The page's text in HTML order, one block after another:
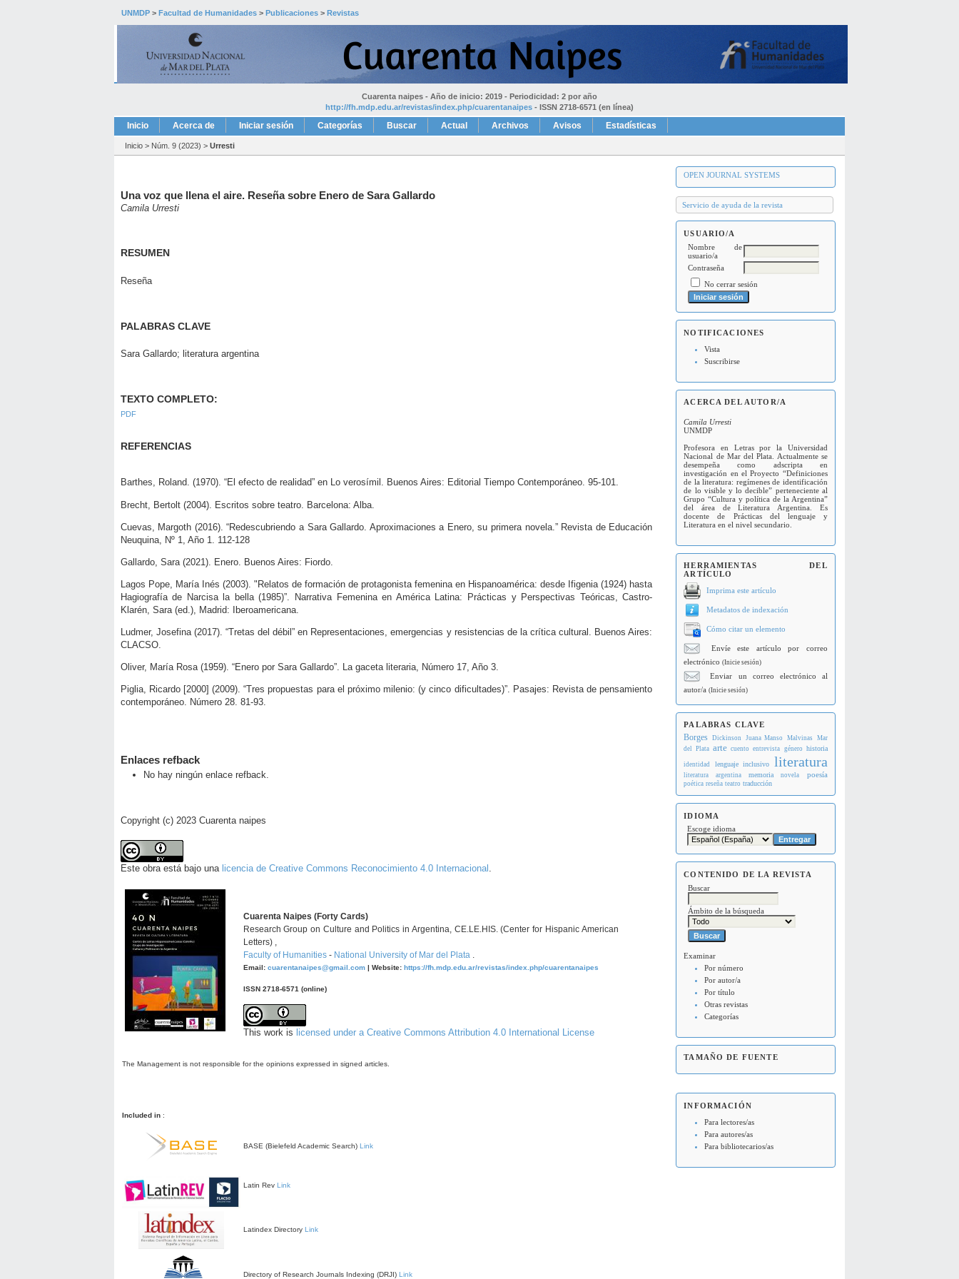
UNMDP > Facultad de Humanidades > Publicaciones > Revistas
Cuarenta naipes - Año de inicio: 2019 - Periodicidad: 2 por año
http://fh.mdp.edu.ar/revistas/index.php/cuarentanaipes - ISSN 2718-6571 (en línea)
OPEN JOURNAL SYSTEMS
Servicio de ayuda de la revista
USUARIO/A
Nombre de
usuario/a
Contraseña
No cerrar sesión
NOTIFICACIONES
Vista
Suscribirse
ACERCA DEL AUTOR/A
Camila Urresti
UNMDP
Profesora en Letras por la Universidad
Nacional de Mar del Plata. Actualmente se
desempeña como adscripta en
investigación en el Proyecto “Definiciones
de la literatura: regímenes de identificación
de lo visible y lo decible” perteneciente al
Grupo “Cultura y política de la Argentina”
del área de Literatura Argentina. Es
docente de Prácticas del lenguaje y
Literatura en el nivel secundario.
HERRAMIENTAS DEL
ARTÍCULO
Imprima este artículo
Metadatos de indexación
Cómo citar un elemento
Envíe este artículo por correo
electrónico(Inicie sesión)
Enviar un correo electrónico al
autor/a(Inicie sesión)
PALABRAS CLAVE
Borges Dickinson Juana Manso Malvinas
Mar
del Plata arte cuento entrevista género historia
identidad lenguaje inclusivo literatura
literatura argentina memoria novela poesía
poética reseña teatro traducción
IDIOMA
Escoge idioma
CONTENIDO DE LA REVISTA
Buscar
Ámbito de la búsqueda
Examinar
Por número
Por autor/a
Por título
Otras revistas
Categorías
TAMAÑO DE FUENTE
INFORMACIÓN
Para lectores/as
Para autores/as
Para bibliotecarios/as
Inicio Acerca de Iniciar sesión Categorías Buscar Actual Archivos Avisos Estadísticas
Inicio > Núm. 9 (2023) > Urresti
Una voz que llena el aire. Reseña sobre Enero de Sara Gallardo
Camila Urresti
RESUMEN
Reseña
PALABRAS CLAVE
Sara Gallardo; literatura argentina
TEXTO COMPLETO:
PDF
REFERENCIAS
Barthes, Roland. (1970). “El efecto de realidad” en Lo verosímil. Buenos Aires: Editorial Tiempo Contemporáneo. 95-101.
Brecht, Bertolt (2004). Escritos sobre teatro. Barcelona: Alba.
Cuevas, Margoth (2016). “Redescubriendo a Sara Gallardo. Aproximaciones a Enero, su primera novela.” Revista de Educación
Neuquina, Nº 1, Año 1. 112-128
Gallardo, Sara (2021). Enero. Buenos Aires: Fiordo.
Lagos Pope, María Inés (2003). "Relatos de formación de protagonista femenina en Hispanoamérica: desde Ifigenia (1924) hasta
Hagiografía de Narcisa la bella (1985)”. Narrativa Femenina en América Latina: Prácticas y Perspectivas Teóricas, Castro-
Klarén, Sara (ed.), Madrid: Iberoamericana.
Ludmer, Josefina (2017). “Tretas del débil” en Representaciones, emergencias y resistencias de la crítica cultural. Buenos Aires:
CLACSO.
Oliver, María Rosa (1959). “Enero por Sara Gallardo”. La gaceta literaria, Número 17, Año 3.
Piglia, Ricardo [2000] (2009). “Tres propuestas para el próximo milenio: (y cinco dificultades)”. Pasajes: Revista de pensamiento
contemporáneo. Número 28. 81-93.
Enlaces refback
No hay ningún enlace refback.
Copyright (c) 2023 Cuarenta naipes
Este obra está bajo una licencia de Creative Commons Reconocimiento 4.0 Internacional .
Cuarenta Naipes (Forty Cards)
Research Group on Culture and Politics in Argentina, CE.LE.HIS. (Center for Hispanic American
Letters) ,
Faculty of Humanities- National University of Mar del Plata.
Email: cuarentanaipes@gmail.com| Website: https://fh.mdp.edu.ar/revistas/index.php/cuarentanaipes
ISSN 2718-6571 (online)
This work is licensed under a Creative Commons Attribution 4.0 International License
The Management is not responsible for the opinions expressed in signed articles.
Included in:
BASE (Bielefeld Academic Search) Link
Latin Rev Link
Latindex Directory Link
Directory of Research Journals Indexing (DRJI) Link